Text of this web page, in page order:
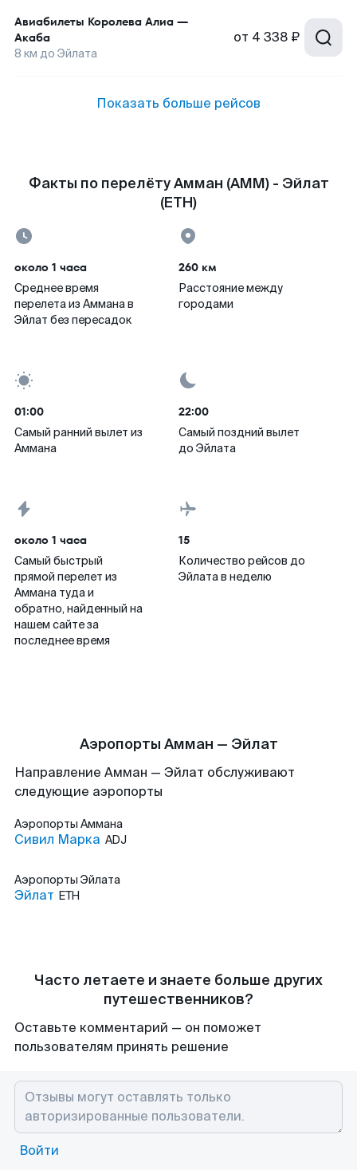
Авиабилеты Королева Алиа —
Акаба
8 км до Эйлата
от 4 338 ₽
Показать больше рейсов
Факты по перелёту Амман (AMM) - Эйлат
(ETH)
около 1 часа
Среднее время
перелета из Аммана в
Эйлат без пересадок
260 км
Расстояние между
городами
01:00
Самый ранний вылет из
Аммана
22:00
Самый поздний вылет
до Эйлата
около 1 часа
Самый быстрый
прямой перелет из
Аммана туда и
обратно, найденный на
нашем сайте за
последнее время
15
Количество рейсов до
Эйлата в неделю
Аэропорты Амман — Эйлат
Направление Амман — Эйлат обслуживают
следующие аэропорты
Аэропорты Аммана
Сивил Марка ADJ
Аэропорты Эйлата
Эйлат ETH
Часто летаете и знаете больше других
путешественников?
Оставьте комментарий — он поможет
пользователям принять решение
Войти